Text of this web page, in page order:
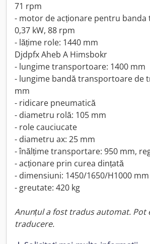
71 rpm
- motor de acționare pentru
0,37 kW, 88 rpm
- lățime role: 1440 mm
Djdpfx Aheb A Himsbokr
- lungime transportoare: 1400 mm
- lungime bandă transportoare de
mm
- ridicare pneumatică
- diametru rolă: 105 mm
- role cauciucate
- diametru ax: 25 mm
- înălțime transportare: 950 mm,
- acționare prin curea dințată
- dimensiuni: 1450/1650/H1000 mm
- greutate: 420 kg
Anunțul a fost tradus automat. Pot
traducere.